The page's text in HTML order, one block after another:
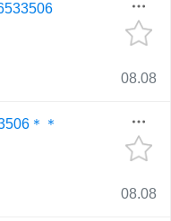
08.08
＊＊
08.08